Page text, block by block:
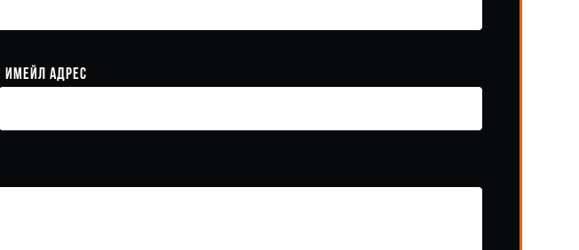
Имейл адрес